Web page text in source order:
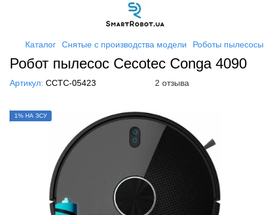
Каталог Снятые с производства модели Роботы пылесосы
Робот пылесос Cecotec Conga 4090
Артикул: CCTC-05423 2 отзыва
1% НА ЗСУ